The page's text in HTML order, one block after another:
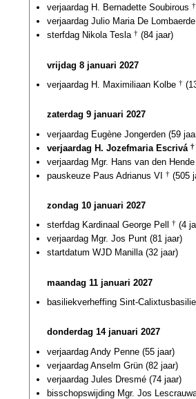
verjaardag H. Bernadette Soubirous †
verjaardag Julio Maria De Lombaerde
sterfdag Nikola Tesla † (84 jaar)
vrijdag 8 januari 2027
verjaardag H. Maximiliaan Kolbe †
zaterdag 9 januari 2027
verjaardag Eugène Jongerden (59
verjaardag H. Jozefmaria Escrivá †
verjaardag Mgr. Hans van den
pauskeuze Paus Adrianus VI † (505
zondag 10 januari 2027
sterfdag Kardinaal George Pell
† (4
verjaardag Mgr. Jos Punt (81 jaar)
startdatum WJD Manilla (32 jaar)
maandag 11 januari 2027
basiliekverheffing Sint-
donderdag 14 januari 2027
verjaardag Andy Penne (55 jaar)
verjaardag Anselm Grün (82 jaar)
verjaardag Jules Dresmé (74 jaar)
bisschopswijding Mgr. Jos